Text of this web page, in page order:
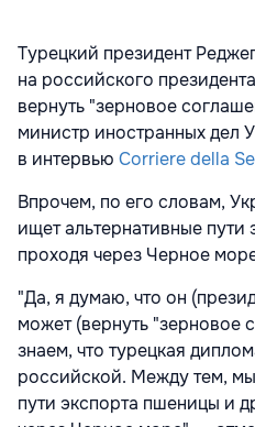
Турецкий президент
на российского
вернуть "зерновое
министр иностранных дел
в интервью Corriere della
Впрочем, по его словам,
ищет альтернативные пути
проходя через Черное
"Да, я думаю, что он
может (вернуть "зерновое
знаем, что турецкая
российской. Между тем,
пути экспорта пшеницы и